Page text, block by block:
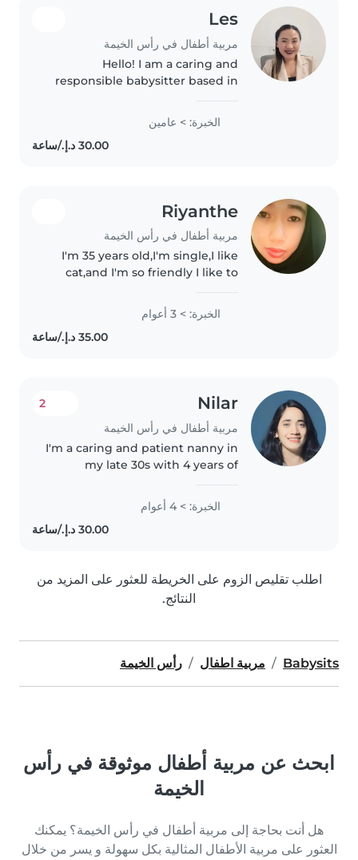
Les
مربية أطفال في رأس الخيمة
Hello! I am a caring and
responsible babysitter based in
them feel safe, happy, and
comfortable. I can assist with
الخبرة: > عامين
Riyanthe
مربية أطفال في رأس الخيمة
I'm 35 years old,I'm single,I like
cat,and I'm so friendly I like to
ready, and before I'm working in
الخبرة: > 3 أعوام
Nilar
مربية أطفال في رأس الخيمة
2
I'm a caring and patient nanny in
my late 30s with 4 years of
preschoolers. I have a BSc in
Chemistry and enjoy engaging
children with reading, music,
الخبرة: > 4 أعوام
اطلب تقليص الزوم على الخريطة للعثور على المزيد من
النتائج.
Babysits مربية اطفال رأس الخيمة
ابحث عن مربية أطفال موثوقة في رأس
الخيمة
هل أنت بحاجة إلى مربية أطفال في رأس الخيمة؟ يمكنك
العثور على مربية الأطفال المثالية بكل سهولة و يسر من خلال